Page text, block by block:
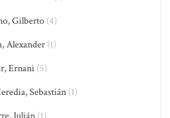
Gilberto (4)
Alexander(1)
Ernani (5)
Sebastián(1)